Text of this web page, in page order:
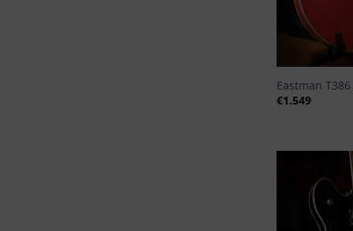
Eastman T386
€1.549